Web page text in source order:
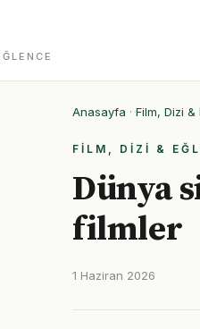
Anasayfa · Film, Dizi &
FILM, DIZI &
Dünya
filmler
1 Haziran 2026